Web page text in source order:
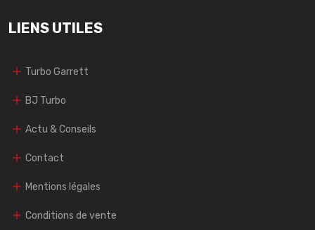
LIENS UTILES
Turbo Garrett
BJ Turbo
Actu & Conseils
Contact
Mentions légales
Conditions de vente